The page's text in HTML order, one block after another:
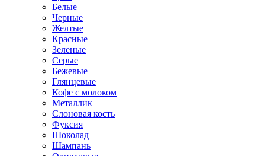
Белые
Черные
Желтые
Красные
Зеленые
Серые
Бежевые
Глянцевые
Кофе с молоком
Металлик
Слоновая кость
Фуксия
Шоколад
Шампань